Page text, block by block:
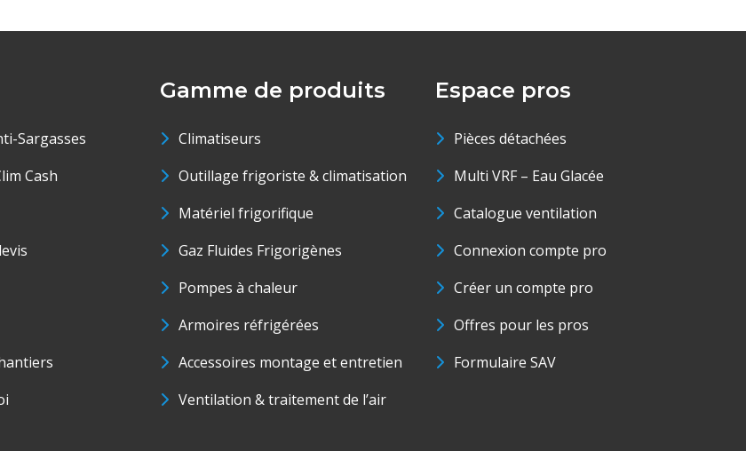
Sargasses
Cash
Gamme de produits
Climatiseurs
Outillage frigoriste & climatisation
Matériel frigorifique
Gaz Fluides Frigorigènes
Pompes à chaleur
Armoires réfrigérées
Accessoires montage et entretien
Ventilation & traitement de l’air
Espace pros
Pièces détachées
Multi VRF – Eau Glacée
Catalogue ventilation
Connexion compte pro
Créer un compte pro
Offres pour les pros
Formulaire SAV